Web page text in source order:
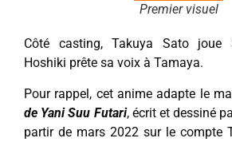
Premier visuel
Côté casting, Takuya Sato joue
Hoshiki prête sa voix à Tamaya.
Pour rappel, cet anime adapte le
de Yani Suu Futari, écrit et dessiné
partir de mars 2022 sur le compte